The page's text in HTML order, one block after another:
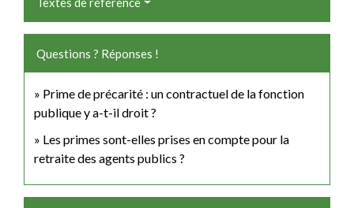
Questions ? Réponses !
Prime de précarité : un contractuel de la fonction
publique y a-t-il droit ?
Les primes sont-elles prises en compte pour la
retraite des agents publics ?